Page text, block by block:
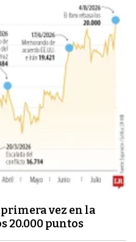
vez en la
20.000 puntos